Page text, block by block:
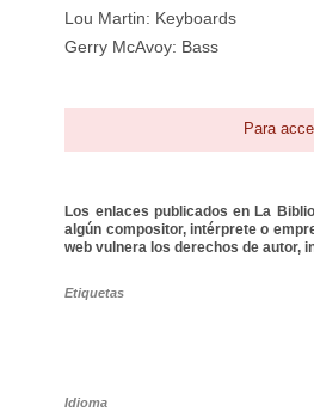
Lou Martin: Keyboards
Gerry McAvoy: Bass
Para
Los enlaces publicados en La
algún compositor, intérprete o
web vulnera los derechos de autor,
Etiquetas
Idioma